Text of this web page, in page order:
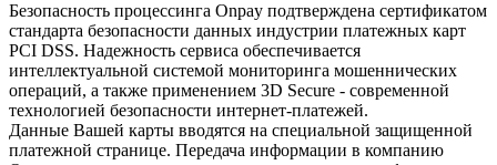
Безопасность процессинга Onpay подтверждена сертификатом
стандарта безопасности данных индустрии платежных карт
PCI DSS. Надежность сервиса обеспечивается
интеллектуальной системой мониторинга мошеннических
операций, а также применением 3D Secure - современной
технологией безопасности интернет-платежей.
Данные Вашей карты вводятся на специальной защищенной
платежной странице. Передача информации в компанию